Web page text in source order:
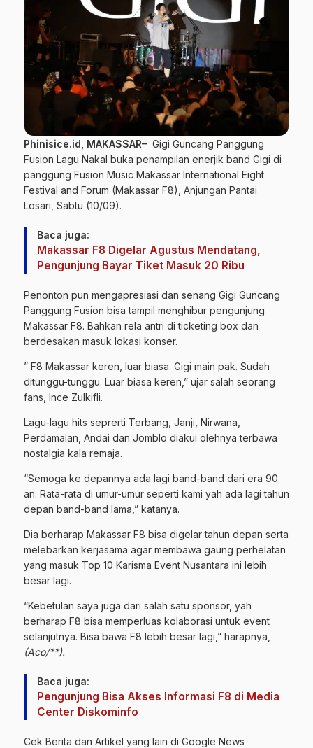
Phinisice.id, MAKASSAR– Gigi Guncang Panggung
Fusion Lagu Nakal buka penampilan enerjik band Gigi di
panggung Fusion Music Makassar International Eight
Festival and Forum (Makassar F8), Anjungan Pantai
Losari, Sabtu (10/09).
Baca juga:
Makassar F8 Digelar Agustus Mendatang,
Pengunjung Bayar Tiket Masuk 20 Ribu
Penonton pun mengapresiasi dan senang Gigi Guncang
Panggung Fusion bisa tampil menghibur pengunjung
Makassar F8. Bahkan rela antri di ticketing box dan
berdesakan masuk lokasi konser.
” F8 Makassar keren, luar biasa. Gigi main pak. Sudah
ditunggu-tunggu. Luar biasa keren,” ujar salah seorang
fans, Ince Zulkifli.
Lagu-lagu hits seprerti Terbang, Janji, Nirwana,
Perdamaian, Andai dan Jomblo diakui olehnya terbawa
nostalgia kala remaja.
“Semoga ke depannya ada lagi band-band dari era 90
an. Rata-rata di umur-umur seperti kami yah ada lagi tahun
depan band-band lama,” katanya.
Dia berharap Makassar F8 bisa digelar tahun depan serta
melebarkan kerjasama agar membawa gaung perhelatan
yang masuk Top 10 Karisma Event Nusantara ini lebih
besar lagi.
“Kebetulan saya juga dari salah satu sponsor, yah
berharap F8 bisa memperluas kolaborasi untuk event
selanjutnya. Bisa bawa F8 lebih besar lagi,” harapnya,
(Aco/**).
Baca juga:
Pengunjung Bisa Akses Informasi F8 di Media
Center Diskominfo
Cek Berita dan Artikel yang lain di Google News